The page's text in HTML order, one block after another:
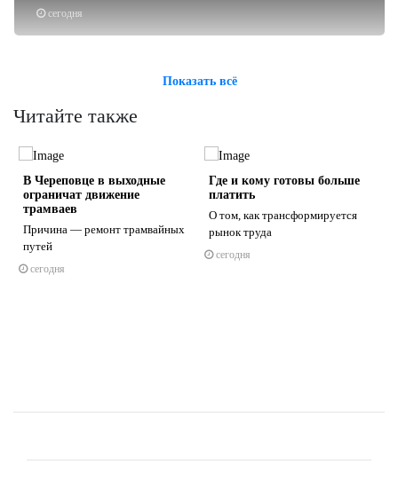
сегодня
Показать всё
Читайте также
В Череповце в выходные
ограничат движение
трамваев
Причина — ремонт трамвайных
путей
сегодня
Где и кому готовы больше
платить
О том, как трансформируется
рынок труда
сегодня